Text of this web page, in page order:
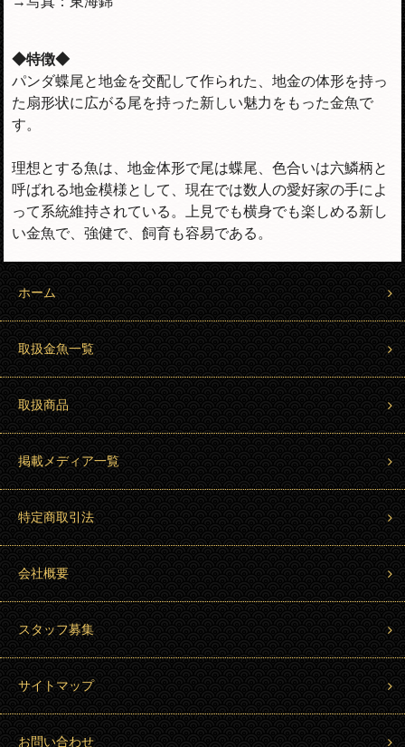
◆特徴◆
パンダ蝶尾と地金を交配して作られた、地金の体形を持っ
た扇形状に広がる尾を持った新しい魅力をもった金魚で
す。
理想とする魚は、地金体形で尾は蝶尾、色合いは六鱗柄と
呼ばれる地金模様として、現在では数人の愛好家の手によ
って系統維持されている。上見でも横身でも楽しめる新し
い金魚で、強健で、飼育も容易である。
ホーム
取扱金魚一覧
取扱商品
掲載メディア一覧
特定商取引法
会社概要
スタッフ募集
サイトマップ
お問い合わせ